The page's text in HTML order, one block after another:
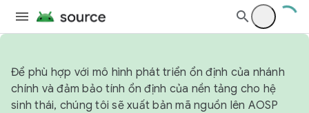
Để phù hợp với mô hình phát triển ổn định của nhánh
chính và đảm bảo tính ổn định của nền tảng cho hệ
sinh thái, chúng tôi sẽ xuất bản mã nguồn lên AOSP